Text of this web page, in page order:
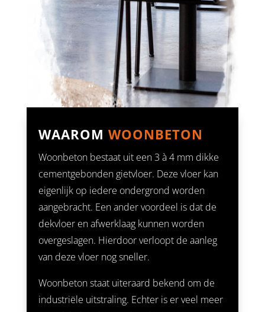
WAAROM WOONBETON
Woonbeton bestaat uit een 3 à 4 mm dikke
cementgebonden gietvloer. Deze vloer kan
eigenlijk op iedere ondergrond worden
aangebracht. Een ander voordeel is dat de
dekvloer en afwerklaag kunnen worden
overgeslagen. Hierdoor verloopt de aanleg
van deze vloer nog sneller.
Woonbeton staat uiteraard bekend om de
industriële uitstraling. Echter is er veel meer